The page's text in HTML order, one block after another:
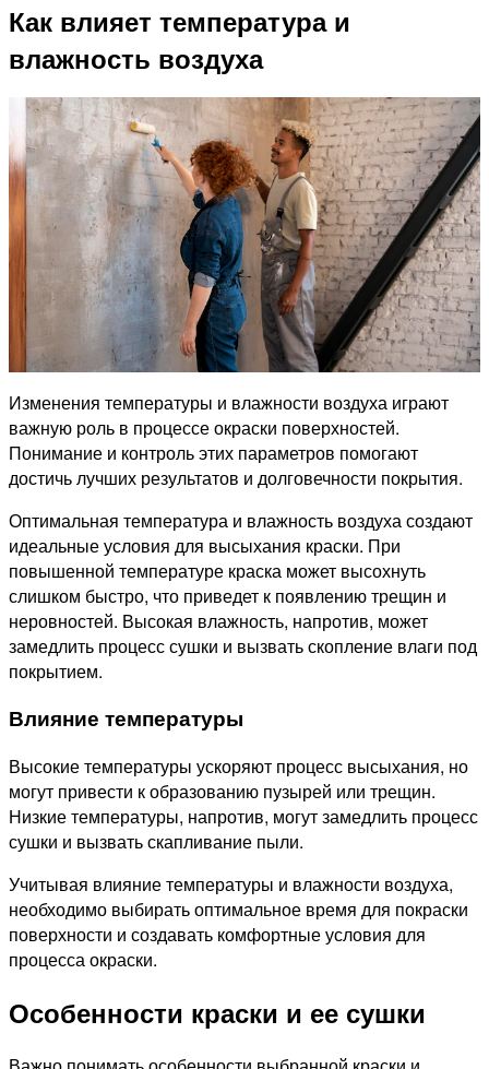
Как влияет температура и
влажность воздуха
Изменения температуры и влажности воздуха играют
важную роль в процессе окраски поверхностей.
Понимание и контроль этих параметров помогают
достичь лучших результатов и долговечности покрытия.
Оптимальная температура и влажность воздуха создают
идеальные условия для высыхания краски. При
повышенной температуре краска может высохнуть
слишком быстро, что приведет к появлению трещин и
неровностей. Высокая влажность, напротив, может
замедлить процесс сушки и вызвать скопление влаги под
покрытием.
Влияние температуры
Высокие температуры ускоряют процесс высыхания, но
могут привести к образованию пузырей или трещин.
Низкие температуры, напротив, могут замедлить процесс
сушки и вызвать скапливание пыли.
Учитывая влияние температуры и влажности воздуха,
необходимо выбирать оптимальное время для покраски
поверхности и создавать комфортные условия для
процесса окраски.
Особенности краски и ее сушки